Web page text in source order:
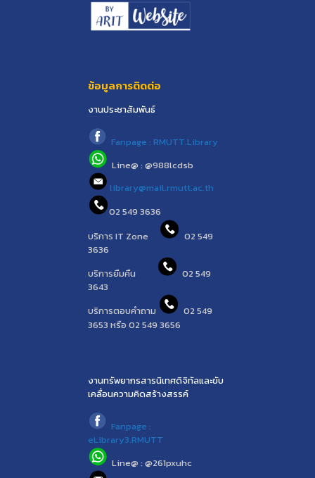
ข้อมูลการติดต่อ
งานประชาสัมพันธ์
Fanpage : RMUTT.Library
Line@ : @988lcdsb
library@mail.rmutt.ac.th
02 549 3636
บริการ IT Zone
02 549
3636
บริการยืมคืน
02 549
3643
บริการตอบคำถาม
02 549
3653 หรือ 02 549 3656
งานทรัพยากรสารนิเทศดิจิทัลและขับ
เคลื่อนความคิดสร้างสรรค์
Fanpage :
eLibrary3.RMUTT
Line@ : @261pxuhc